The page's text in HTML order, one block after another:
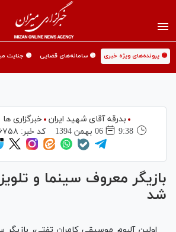
🟡 پرونده‌های ویژه خبری 🟡 سامانه‌های قضایی 🟡 جنایت
بدرقه آقای شهید ایران
خبرگزاری
9:38
06 بهمن 1394 کد خبر:
بازیگر معروف سینما و
شد
اولین آلبوم موسیقی کامران تفتی، بازیگر